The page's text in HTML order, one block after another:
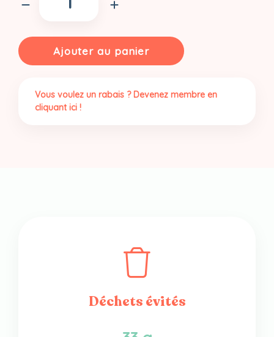
au
Thé
Noir
(260
gr)
Ajouter au panier
Vous voulez un rabais ? Devenez membre en
cliquant ici !
Déchets évités